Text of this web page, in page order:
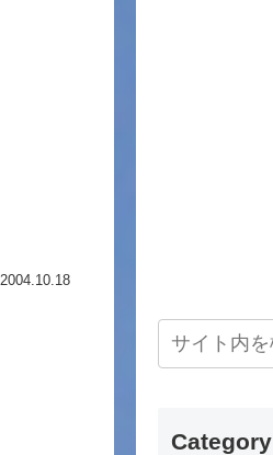
2004.10.18
Category